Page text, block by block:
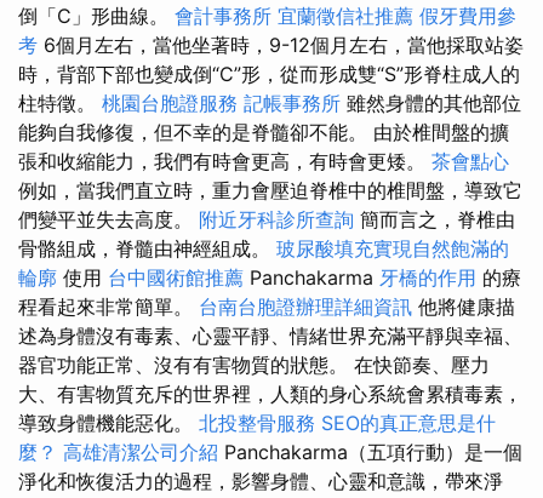
倒「C」形曲線。 會計事務所 宜蘭徵信社推薦 假牙費用參
考 6個月左右，當他坐著時，9-12個月左右，當他採取站姿
時，背部下部也變成倒“C”形，從而形成雙“S”形脊柱成人的
柱特徵。 桃園台胞證服務 記帳事務所 雖然身體的其他部位
能夠自我修復，但不幸的是脊髓卻不能。 由於椎間盤的擴
張和收縮能力，我們有時會更高，有時會更矮。 茶會點心
例如，當我們直立時，重力會壓迫脊椎中的椎間盤，導致它
們變平並失去高度。 附近牙科診所查詢 簡而言之，脊椎由
骨骼組成，脊髓由神經組成。 玻尿酸填充實現自然飽滿的
輪廓 使用 台中國術館推薦 Panchakarma 牙橋的作用 的療
程看起來非常簡單。 台南台胞證辦理詳細資訊 他將健康描
述為身體沒有毒素、心靈平靜、情緒世界充滿平靜與幸福、
器官功能正常、沒有有害物質的狀態。 在快節奏、壓力
大、有害物質充斥的世界裡，人類的身心系統會累積毒素，
導致身體機能惡化。 北投整骨服務 SEO的真正意思是什
麼？ 高雄清潔公司介紹 Panchakarma（五項行動）是一個
淨化和恢復活力的過程，影響身體、心靈和意識，帶來淨